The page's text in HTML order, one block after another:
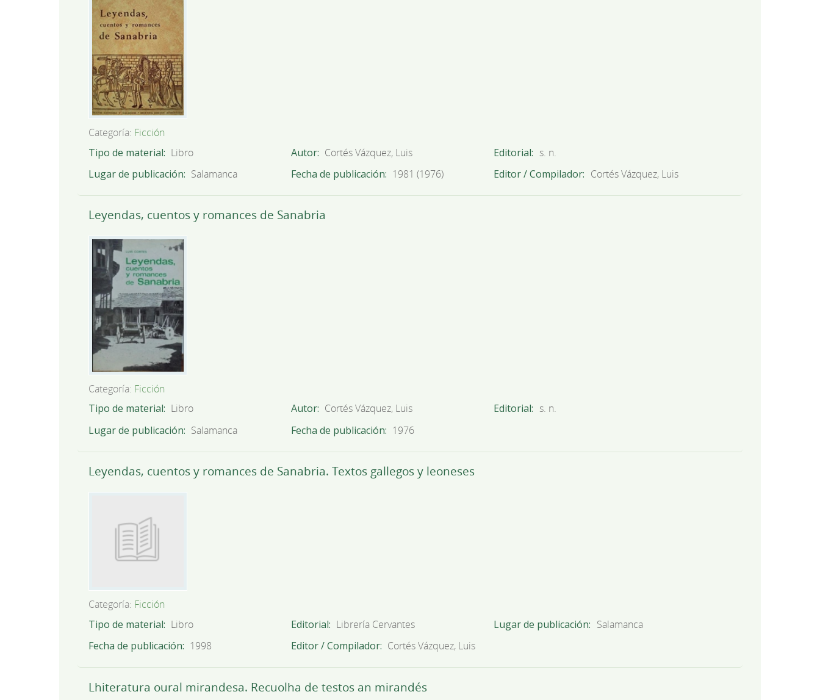
Categoría: Ficción
Tipo de material
Libro Autor Cortés Vázquez, Luis Editorial
s. n.
Lugar de publicación
Salamanca Fecha de publicación 1981 (1976) Editor / Compilador Cortés Vázquez, Luis
Leyendas, cuentos y romances de Sanabria
Categoría: Ficción
Tipo de material
Libro Autor Cortés Vázquez, Luis Editorial
s. n.
Lugar de publicación
Salamanca Fecha de publicación 1976
Leyendas, cuentos y romances de Sanabria. Textos gallegos y leoneses
Categoría: Ficción
Tipo de material
Libro Editorial Librería Cervantes Lugar de publicación
Salamanca
Fecha de publicación
1998 Editor / Compilador Cortés Vázquez, Luis
Lhiteratura oural mirandesa. Recuolha de testos an mirandés